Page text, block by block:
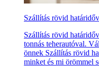
Szállítás rövid
Szállítás rövid
tonnás teherautóval.
önnek Szállítás rövid
minket és mi örömmel